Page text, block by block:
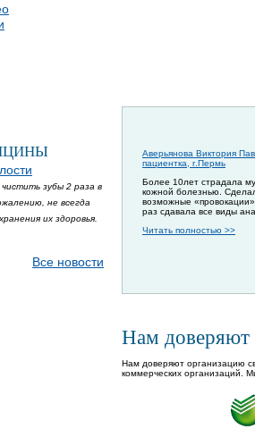
зубы 2 раза в
не всегда
их здоровья.
Все новости
Аверьянова Виктория
пациентка, г.Пермь
Более 10лет страдала
кожной болезнью.
возможные
раз сдавала все виды
Читать полностью >>
Нам доверяют
Нам доверяют организацию
коммерческих организаций.